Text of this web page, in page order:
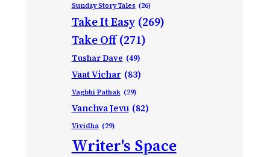
Sunday Story Tales (26)
Take It Easy (269)
Take Off (271)
Tushar Dave (49)
Vaat Vichar (83)
Vagbhi Pathak (29)
Vanchva Jevu (82)
Vividha (29)
Writer's Space